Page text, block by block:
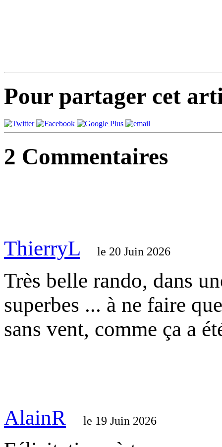
Pour partager cet
2 Commentaires
ThierryL le 20 Juin 2026
Très belle rando, dans
superbes ... à ne faire
sans vent, comme ça a
AlainR le 19 Juin 2026